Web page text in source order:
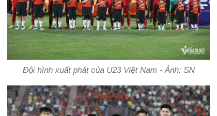
Đội hình xuất phát của U23 Việt Nam - Ảnh: SN